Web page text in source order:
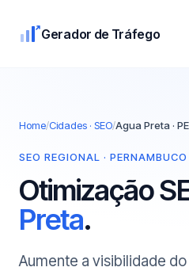
Gerador de Tráfego
Home/Cidades · SEO/Agua Preta · PE
SEO REGIONAL · PERNAMBUCO
Otimização
Preta.
Aumente a visibilidade